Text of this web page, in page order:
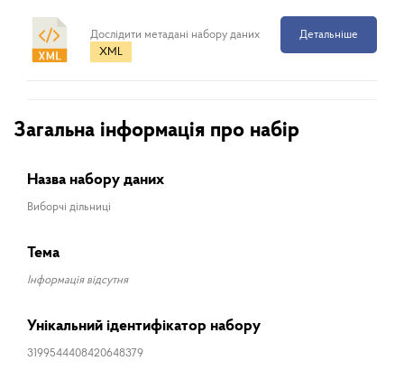
Дослідити метадані набору даних
XML
Детальніше
Загальна інформація про набір
Назва набору даних
Виборчі дільниці
Тема
Інформація відсутня
Унікальний ідентифікатор набору
3199544408420648379